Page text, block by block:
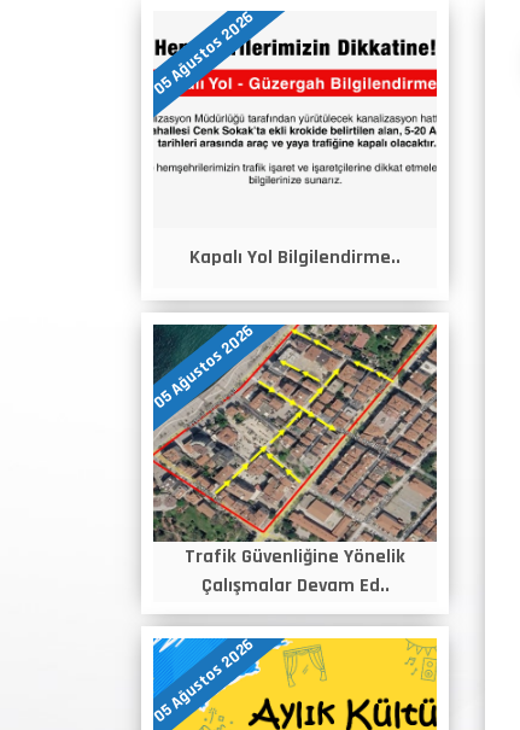
05 Ağustos 2026
Kapalı Yol Bilgilendirme..
05 Ağustos 2026
Trafik Güvenliğine Yönelik
Çalışmalar Devam Ed..
05 Ağustos 2026
İlanlar